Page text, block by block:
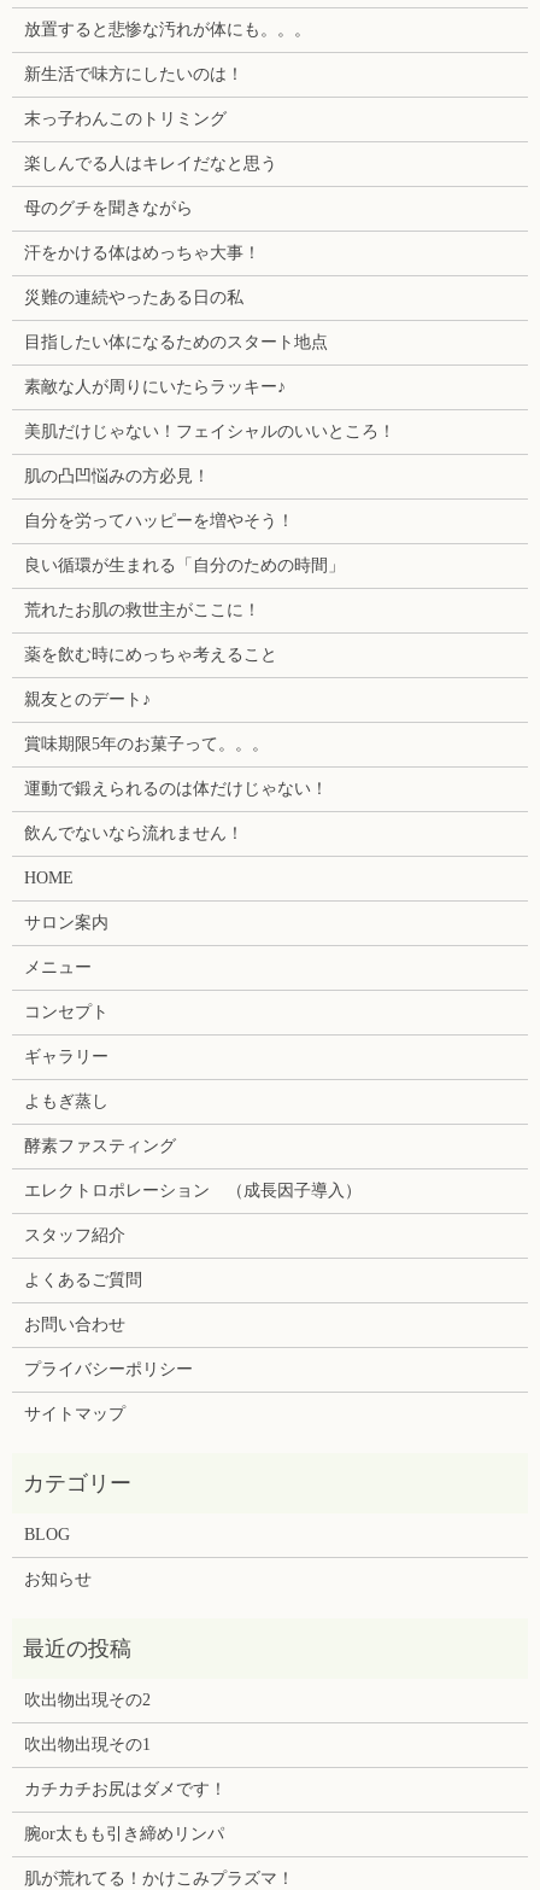
放置すると悲惨な汚れが体にも。。。
新生活で味方にしたいのは！
末っ子わんこのトリミング
楽しんでる人はキレイだなと思う
母のグチを聞きながら
汗をかける体はめっちゃ大事！
災難の連続やったある日の私
目指したい体になるためのスタート地点
素敵な人が周りにいたらラッキー♪
美肌だけじゃない！フェイシャルのいいところ！
肌の凸凹悩みの方必見！
自分を労ってハッピーを増やそう！
良い循環が生まれる「自分のための時間」
荒れたお肌の救世主がここに！
薬を飲む時にめっちゃ考えること
親友とのデート♪
賞味期限5年のお菓子って。。。
運動で鍛えられるのは体だけじゃない！
飲んでないなら流れません！
HOME
サロン案内
メニュー
コンセプト
ギャラリー
よもぎ蒸し
酵素ファスティング
エレクトロポレーション （成長因子導入）
スタッフ紹介
よくあるご質問
お問い合わせ
プライバシーポリシー
サイトマップ
BLOG
お知らせ
吹出物出現その2
吹出物出現その1
カチカチお尻はダメです！
腕or太もも引き締めリンパ
肌が荒れてる！かけこみプラズマ！